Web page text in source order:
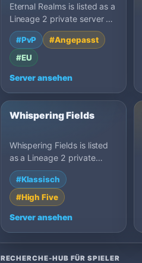
Eternal Realms is listed as a
Lineage 2 private server on
MU Top 100: Rise Of
Darkness, Germany.
#PvP
#Angepasst
#EU
Server ansehen
Whispering Fields
Whispering Fields is listed
as a Lineage 2 private
server on MU Top 100: H5,
Hungary.
#Klassisch
#High Five
Server ansehen
RECHERCHE-HUB FÜR SPIELER